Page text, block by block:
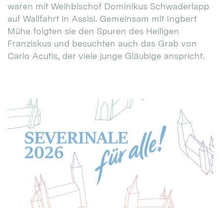
waren mit Weihbischof Dominikus Schwaderlapp
auf Wallfahrt in Assisi. Gemeinsam mit Ingbert
Mühe folgten sie den Spuren des Heiligen
Franziskus und besuchten auch das Grab von
Carlo Acutis, der viele junge Gläubige anspricht.